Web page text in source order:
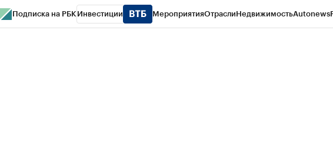
Подписка на РБК Инвестиции МероприятияОтраслиНедвижимостьAutonews